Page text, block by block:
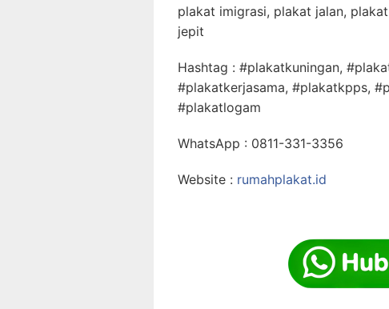
plakat imigrasi, plakat jalan,
jepit
Hashtag : #plakatkuningan,
#plakatkerjasama, #plakatkpps,
#plakatlogam
WhatsApp : 0811-331-3356
Website : rumahplakat.id